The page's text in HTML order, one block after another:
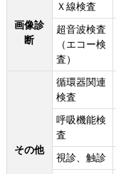
画像診
断
Ｘ線検査
超音波検査
（エコー検
査）
その他
循環器関連
検査
呼吸機能検
査
視診、触診